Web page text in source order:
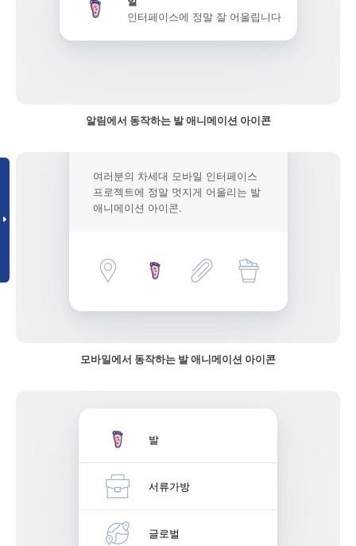
인터페이스에 정말 잘 어울립니다
알림에서 동작하는 발 애니메이션 아이콘
여러분의 차세대 모바일 인터페이스
프로젝트에 정말 멋지게 어울리는 발
애니메이션 아이콘.
모바일에서 동작하는 발 애니메이션 아이콘
발
서류가방
글로벌